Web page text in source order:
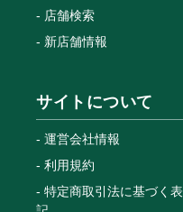
店舗検索
新店舗情報
サイトについて
運営会社情報
利用規約
特定商取引法に基づく表